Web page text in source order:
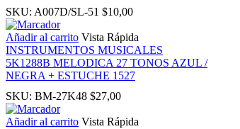
SKU: A007D/SL-51 $10,00
Añadir al carrito Vista Rápida
INSTRUMENTOS MUSICALES
5K1288B MELODICA 27 TONOS AZUL /
NEGRA + ESTUCHE 1527
SKU: BM-27K48 $27,00
Añadir al carrito Vista Rápida